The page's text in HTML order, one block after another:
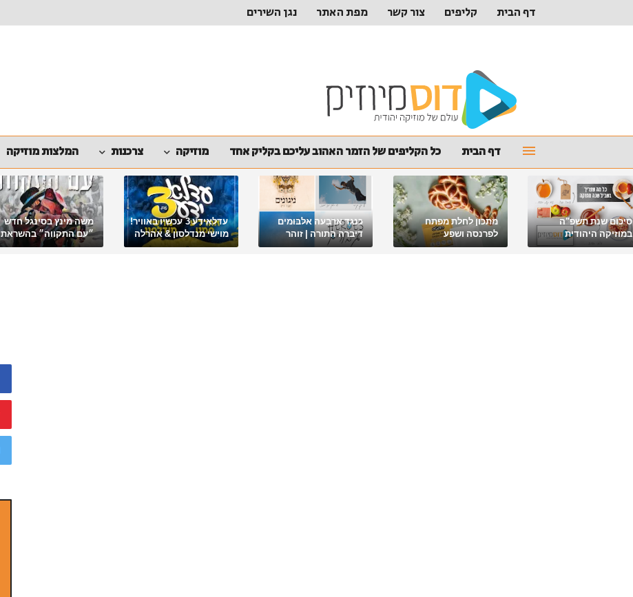
דף הבית קליפים צור קשר מפת האתר נגן השירים
דף הבית כל הקליפים של הזמר האהוב עליכם בקליק אחד מוזיקה צרכנות המלצות מוזיקה
סיכום שנת תשפ"ה
במוזיקה היהודית
מתכון לחלת מפתח
לפרנסה ושפע
כנגד ארבעה אלבומים
דיברה התורה | זוהר
מלאכי
עדלאידע 3 עכשיו באוויר!
מוישי מנדלסון & אהרלה
סאמעט באלבום פורימי
משה מינץ בסינגל חדש
״עם התקווה״ בהשראת
ארגון "ביחד ננצח"